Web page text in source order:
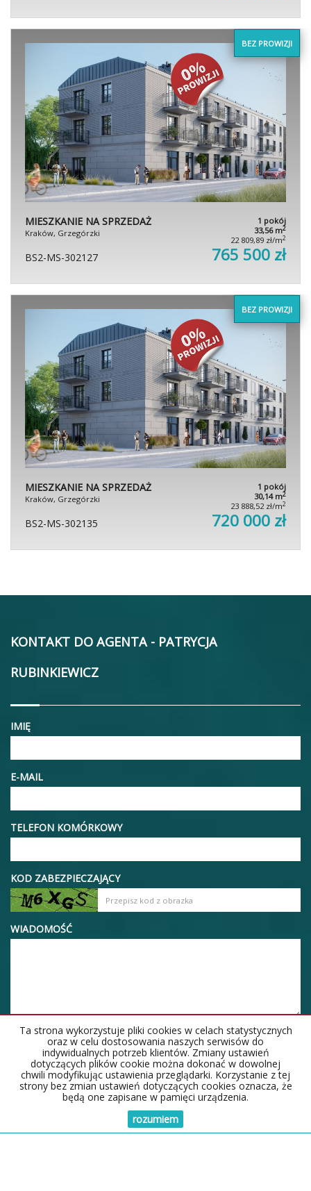
BEZ PROWIZJI
MIESZKANIE NA SPRZEDAŻ
Kraków, Grzegórzki
1 pokój
33,56 m2
22 809,89 zł/m2
BS2-MS-302127 765 500 zł
BEZ PROWIZJI
MIESZKANIE NA SPRZEDAŻ
Kraków, Grzegórzki
1 pokój
30,14 m2
23 888,52 zł/m2
BS2-MS-302135 720 000 zł
KONTAKT DO AGENTA - PATRYCJA
RUBINKIEWICZ
IMIĘ
E-MAIL
TELEFON KOMÓRKOWY
KOD ZABEZPIECZAJĄCY
WIADOMOŚĆ
Ta strona wykorzystuje pliki cookies w celach statystycznych
oraz w celu dostosowania naszych serwisów do
indywidualnych potrzeb klientów. Zmiany ustawień
dotyczących plików cookie można dokonać w dowolnej
chwili modyfikując ustawienia przeglądarki. Korzystanie z tej
strony bez zmian ustawień dotyczących cookies oznacza, że
będą one zapisane w pamięci urządzenia.
rozumiem